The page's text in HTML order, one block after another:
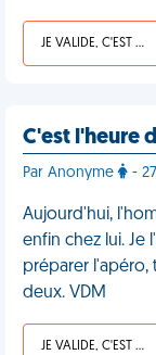
JE VALIDE, C'EST UNE VDM
C'est l'heure
Par Anonyme -
Aujourd'hui,
enfin chez lui. Je
préparer l'apéro,
deux. VDM
JE VALIDE, C'EST UNE VDM